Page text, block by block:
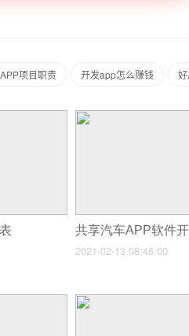
APP项目职责 开发app怎么赚钱
2021-02-13 08:45:00